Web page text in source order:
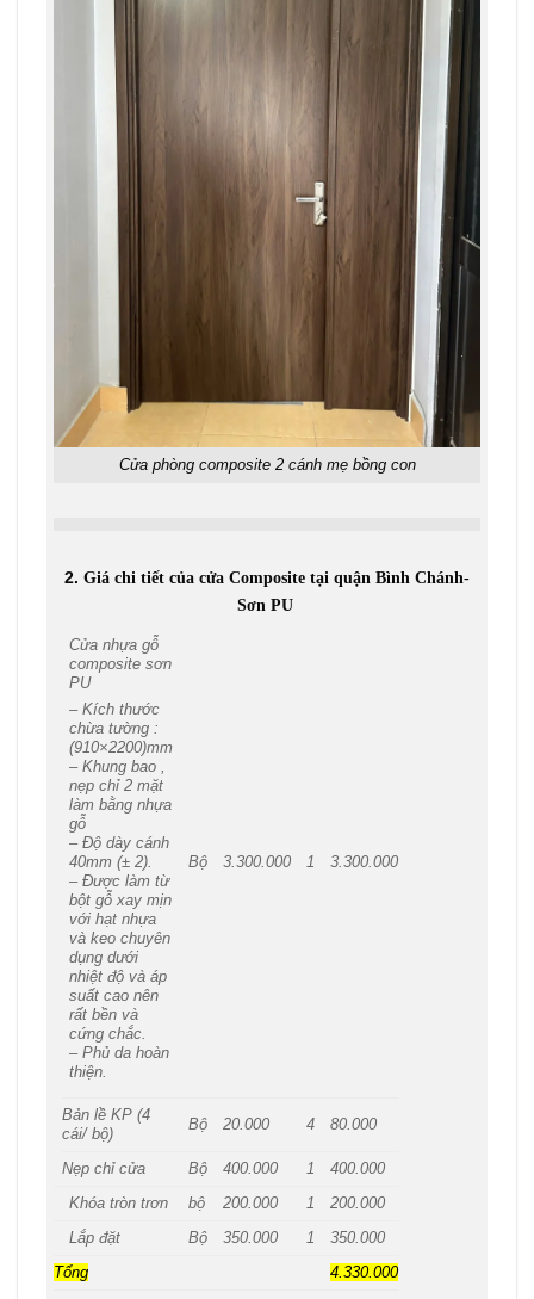
Cửa phòng composite 2 cánh mẹ bồng con
2. Giá chi tiết của cửa Composite tại quận Bình Chánh-
Sơn PU
Cửa nhựa gỗ
composite sơn
PU
– Kích thước
chừa tường :
(910×2200)mm
– Khung bao ,
nẹp chỉ 2 mặt
làm bằng nhựa
gỗ
– Độ dày cánh
40mm (± 2).
– Được làm từ
bột gỗ xay mịn
với hạt nhựa
và keo chuyên
dụng dưới
nhiệt độ và áp
suất cao nên
rất bền và
cứng chắc.
– Phủ da hoàn
thiện.
Bộ 3.300.000 1 3.300.000
Bản lề KP (4
cái/ bộ)
Bộ 20.000 4 80.000
Nẹp chỉ cửa Bộ 400.000 1
400.000
Khóa tròn trơn
bộ 200.000 1
200.000
Lắp đặt
Bộ 350.000 1
350.000
Tổng
4.330.000